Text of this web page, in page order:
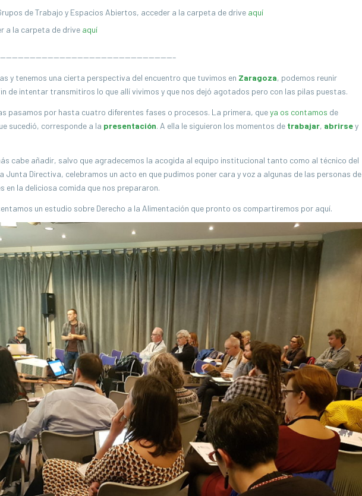
de Trabajo y Espacios Abiertos, acceder a la carpeta de drive aquí
a la carpeta de drive aquí
y tenemos una cierta perspectiva del encuentro que tuvimos en Zaragoza, podemos reunir
de intentar transmitiros lo que allí vivimos y que nos dejó agotados pero con las pilas puestas.
pasamos por hasta cuatro diferentes fases o procesos. La primera, queya os contamos de
sucedió, corresponde a la presentación. A ella le siguieron los momentos de trabajar, abrirsey
cabe añadir, salvo que agradecemos la acogida al equipo institucional tanto como al técnico del
Junta Directiva, celebramos un acto en que pudimos poner cara y voz a algunas de las personas de
en la deliciosa comida que nos prepararon.
un estudio sobre Derecho a la Alimentación que pronto os compartiremos por aquí.